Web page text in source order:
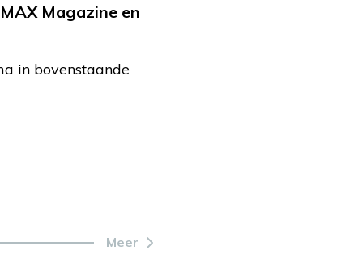
Magazine en
in bovenstaande
Meer